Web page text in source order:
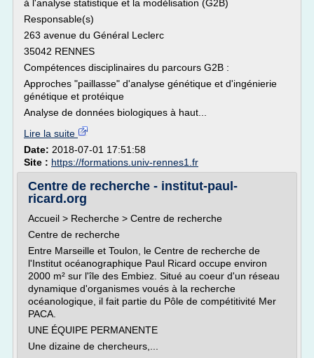
à l'analyse statistique et la modélisation (G2B)
Responsable(s)
263 avenue du Général Leclerc
35042 RENNES
Compétences disciplinaires du parcours G2B :
Approches "paillasse" d'analyse génétique et d'ingénierie
génétique et protéique
Analyse de données biologiques à haut...
Lire la suite
Date: 2018-07-01 17:51:58
Site : https://formations.univ-rennes1.fr
Centre de recherche - institut-paul-
ricard.org
Accueil > Recherche > Centre de recherche
Centre de recherche
Entre Marseille et Toulon, le Centre de recherche de
l'Institut océanographique Paul Ricard occupe environ
2000 m² sur l'île des Embiez. Situé au coeur d'un réseau
dynamique d'organismes voués à la recherche
océanologique, il fait partie du Pôle de compétitivité Mer
PACA.
UNE ÉQUIPE PERMANENTE
Une dizaine de chercheurs,...